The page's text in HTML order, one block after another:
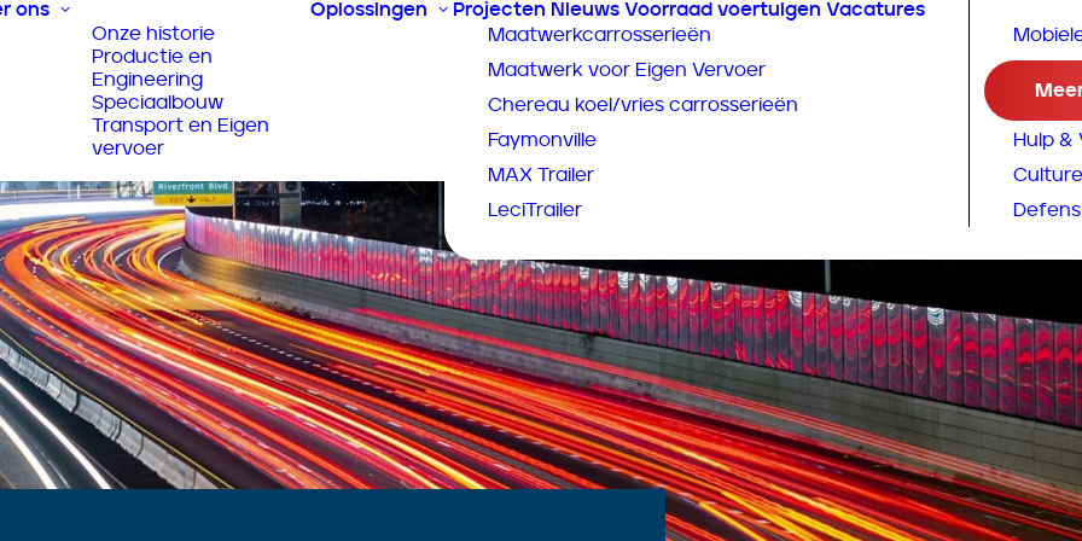
ons
Onze historie
Productie en
Engineering
Speciaalbouw
Transport en Eigen
vervoer
Oplossingen
Maatwerkcarrosserieën
Maatwerk voor Eigen Vervoer
Chereau koel/vries carrosserieën
Faymonville
MAX Trailer
LeciTrailer
Mobiel
Hulp &
Projecten Nieuws Voorraad voertuigen Vacatures